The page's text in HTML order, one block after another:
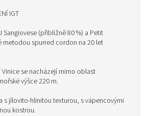
IGT
Sangiovese (přibližně 80 %) a Petit
metodou spurred cordon na 20 let
Vinice se nacházejí mimo oblast
výšce 220 m.
s jílovito-hlinitou texturou, s vápencovými
kostrou.